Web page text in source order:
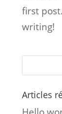
first
writing!
Articles